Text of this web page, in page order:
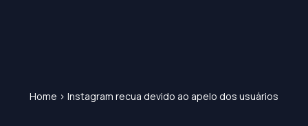
Home > Instagram recua devido ao apelo dos usuários